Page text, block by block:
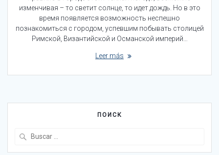
изменчивая – то светит солнце, то идет дождь. Но в это
время появляется возможность неспешно
познакомиться с городом, успевшим побывать столицей
Римской, Византийской и Османской империй…
Leer más
ПОИСК